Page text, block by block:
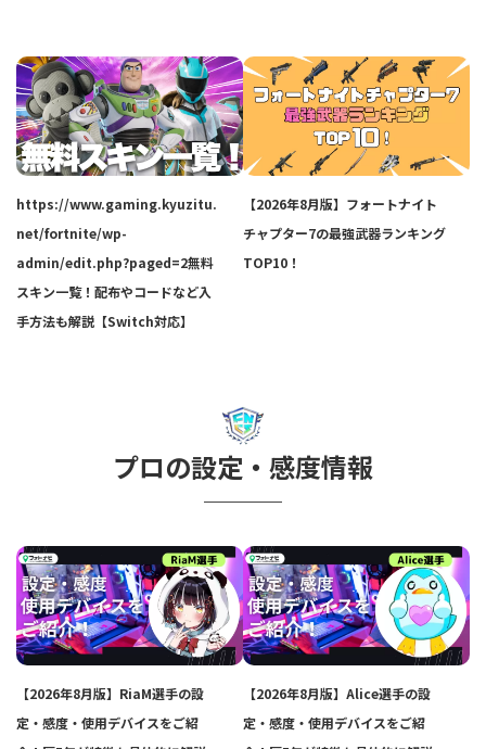
https://www.gaming.kyuzitu.
net/fortnite/wp-
admin/edit.php?paged=2無料
スキン一覧！配布やコードなど入
手方法も解説【Switch対応】
【2026年8月版】フォートナイト
チャプター7の最強武器ランキング
TOP10！
プロの設定・感度情報
【2026年8月版】RiaM選手の設
定・感度・使用デバイスをご紹
【2026年8月版】Alice選手の設
定・感度・使用デバイスをご紹